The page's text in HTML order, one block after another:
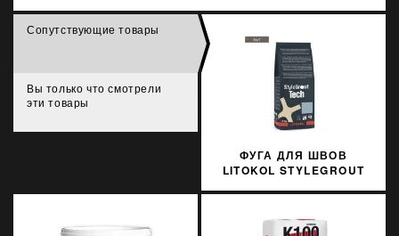
Сопутствующие товары
Вы только что смотрели
эти товары
ФУГА ДЛЯ ШВОВ
LITOKOL STYLEGROUT